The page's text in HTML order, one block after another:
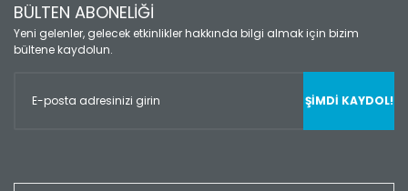
BÜLTEN ABONELİĞİ
Yeni gelenler, gelecek etkinlikler hakkında bilgi almak için bizim
bültene kaydolun.
ŞİMDİ KAYDOL!